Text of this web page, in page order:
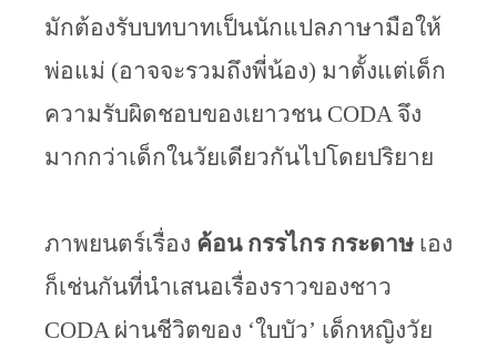
มักต้องรับบทบาทเป็นนักแปลภาษามือให้
พ่อแม่ (อาจจะรวมถึงพี่น้อง) มาตั้งแต่เด็ก
ความรับผิดชอบของเยาวชน CODA จึง
มากกว่าเด็กในวัยเดียวกันไปโดยปริยาย
ภาพยนตร์เรื่อง ค้อน กรรไกร กระดาษ เอง
ก็เช่นกันที่นำเสนอเรื่องราวของชาว
CODA ผ่านชีวิตของ ‘ใบบัว’ เด็กหญิงวัย